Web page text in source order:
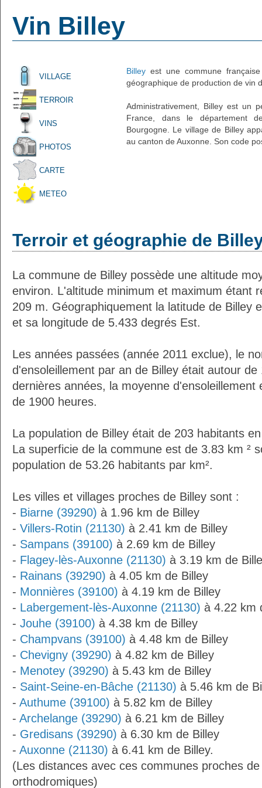
Vin Billey
VILLAGE
TERROIR
VINS
PHOTOS
CARTE
METEO
Billey est une commune
géographique de production de vin
Administrativement, Billey est un
France, dans le département
Bourgogne. Le village de Billey
au canton de Auxonne. Son code
Terroir et géographie de
La commune de Billey possède une altitude
environ. L'altitude minimum et maximum étant
209 m. Géographiquement la latitude de Billey
et sa longitude de 5.433 degrés Est.
Les années passées (année 2011 exclue), le
d'ensoleillement par an de Billey était autour
dernières années, la moyenne d'ensoleillement
de 1900 heures.
La population de Billey était de 203 habitants
La superficie de la commune est de 3.83 km ²
population de 53.26 habitants par km².
Les villes et villages proches de Billey sont :
- Biarne (39290) à 1.96 km de Billey
- Villers-Rotin (21130) à 2.41 km de Billey
- Sampans (39100) à 2.69 km de Billey
- Flagey-lès-Auxonne (21130) à 3.19 km de
- Rainans (39290) à 4.05 km de Billey
- Monnières (39100) à 4.19 km de Billey
- Labergement-lès-Auxonne (21130) à 4.22 km
- Jouhe (39100) à 4.38 km de Billey
- Champvans (39100) à 4.48 km de Billey
- Chevigny (39290) à 4.82 km de Billey
- Menotey (39290) à 5.43 km de Billey
- Saint-Seine-en-Bâche (21130) à 5.46 km de
- Authume (39100) à 5.82 km de Billey
- Archelange (39290) à 6.21 km de Billey
- Gredisans (39290) à 6.30 km de Billey
- Auxonne (21130) à 6.41 km de Billey.
(Les distances avec ces communes proches
orthodromiques)